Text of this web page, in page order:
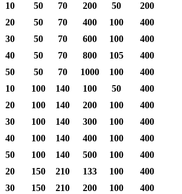
10 50 70 200 50 200
20 50 70 400 100 400
30 50 70 600 100 400
40 50 70 800 105 400
50 50 70 1000 100 400
10 100 140 100 50 400
20 100 140 200 100 400
30 100 140 300 100 400
40 100 140 400 100 400
50 100 140 500 100 400
20 150 210 133 100 400
30 150 210 200 100 400